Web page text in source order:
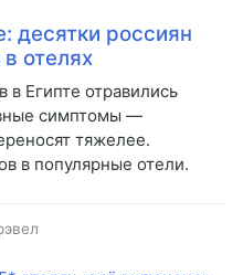
десятки россиян
отелях
в Египте отравились
симптомы —
тяжелее.
в популярные отели.